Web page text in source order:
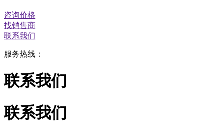
咨询价格
找销售商
联系我们
服务热线：
联系我们
联系我们